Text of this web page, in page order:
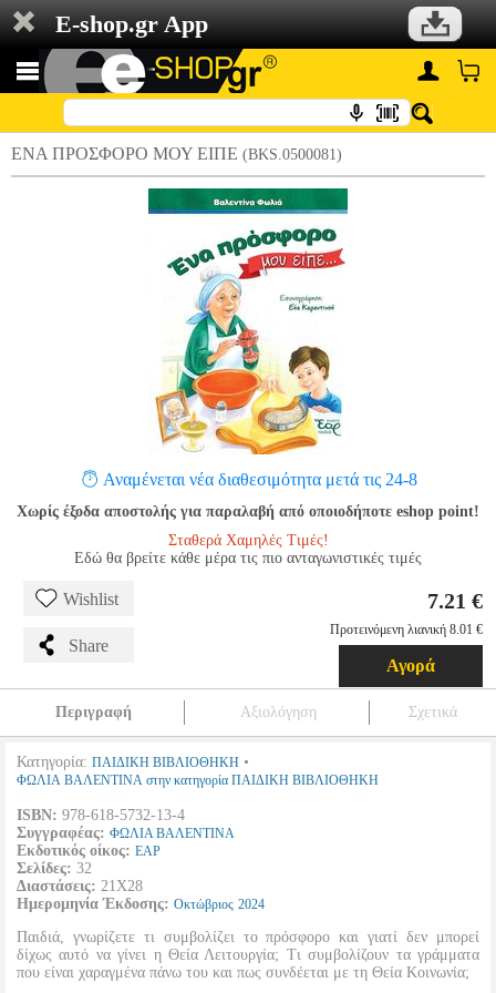
E-shop.gr App
ΕΝΑ ΠΡΟΣΦΟΡΟ ΜΟΥ ΕΙΠΕ (BKS.0500081)
Αναμένεται νέα διαθεσιμότητα μετά τις 24-8
Χωρίς έξοδα αποστολής για παραλαβή από οποιοδήποτε eshop point!
Σταθερά Χαμηλές Τιμές!
Εδώ θα βρείτε κάθε μέρα τις πιο ανταγωνιστικές τιμές
Wishlist
Share
7.21 €
Προτεινόμενη λιανική 8.01 €
Αγορά
Περιγραφή Αξιολόγηση Σχετικά
Κατηγορία: ΠΑΙΔΙΚΗ ΒΙΒΛΙΟΘΗΚΗ •
ΦΩΛΙΑ ΒΑΛΕΝΤΙΝΑ στην κατηγορία ΠΑΙΔΙΚΗ ΒΙΒΛΙΟΘΗΚΗ
ISBN: 978-618-5732-13-4
Συγγραφέας: ΦΩΛΙΑ ΒΑΛΕΝΤΙΝΑ
Εκδοτικός οίκος: ΕΑΡ
Σελίδες: 32
Διαστάσεις: 21Χ28
Ημερομηνία Έκδοσης: Οκτώβριος 2024
Παιδιά, γνωρίζετε τι συμβολίζει το πρόσφορο και γιατί δεν μπορεί
δίχως αυτό να γίνει η Θεία Λειτουργία; Τι συμβολίζουν τα γράμματα
που είναι χαραγμένα πάνω του και πως συνδέεται με τη Θεία Κοινωνία;